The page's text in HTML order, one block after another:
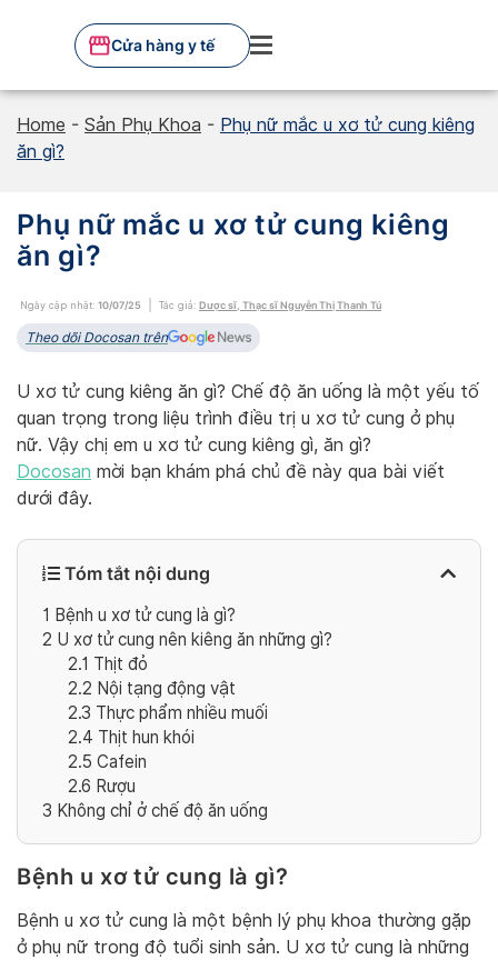
Cửa hàng y tế
Home - Sản Phụ Khoa - Phụ nữ mắc u xơ tử cung kiêng
ăn gì?
Phụ nữ mắc u xơ tử cung kiêng
ăn gì?
Ngày cập nhật: 10/07/25 Tác giả: Dược sĩ, Thạc sĩ Nguyễn Thị Thanh Tú
Theo dõi Docosan trên
U xơ tử cung kiêng ăn gì? Chế độ ăn uống là một yếu tố
quan trọng trong liệu trình điều trị u xơ tử cung ở phụ
nữ. Vậy chị em u xơ tử cung kiêng gì, ăn gì?
Docosan mời bạn khám phá chủ đề này qua bài viết
dưới đây.
Tóm tắt nội dung
1 Bệnh u xơ tử cung là gì?
2 U xơ tử cung nên kiêng ăn những gì?
2.1 Thịt đỏ
2.2 Nội tạng động vật
2.3 Thực phẩm nhiều muối
2.4 Thịt hun khói
2.5 Cafein
2.6 Rượu
3 Không chỉ ở chế độ ăn uống
Bệnh u xơ tử cung là gì?
Bệnh u xơ tử cung là một bệnh lý phụ khoa thường gặp
ở phụ nữ trong độ tuổi sinh sản. U xơ tử cung là những